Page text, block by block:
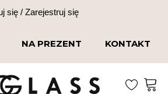
się / Zarejestruj się
NA PREZENT KONTAKT